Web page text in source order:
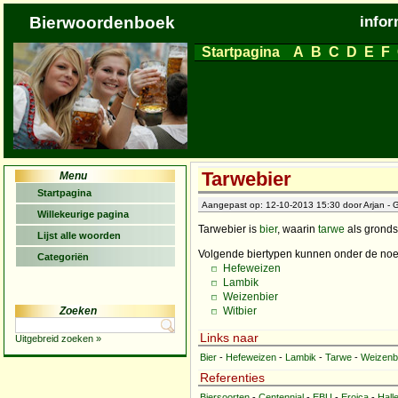
Bierwoordenboek
Startpagina A B C D E F
Menu
Startpagina
Willekeurige pagina
Lijst alle woorden
Categoriën
Zoeken
Uitgebreid zoeken »
Tarwebier
Aangepast op: 12-10-2013 15:30 door Arjan -
Tarwebier is bier, waarin tarwe als
Volgende biertypen kunnen onder de
Hefeweizen
Lambik
Weizenbier
Witbier
Links naar
Bier - Hefeweizen - Lambik - Tarwe -
Referenties